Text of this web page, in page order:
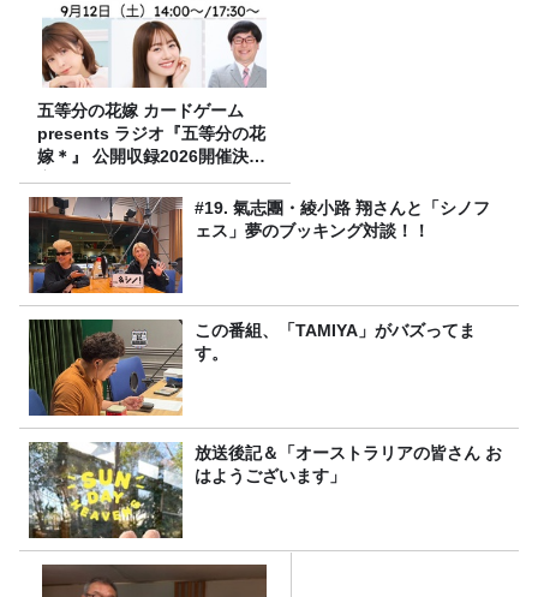
五等分の花嫁 カードゲーム
presents ラジオ『五等分の花
嫁＊』 公開収録2026開催決
定！
#19. 氣志團・綾小路 翔さんと「シノフ
ェス」夢のブッキング対談！！
この番組、「TAMIYA」がバズってま
す。
放送後記＆「オーストラリアの皆さん お
はようございます」